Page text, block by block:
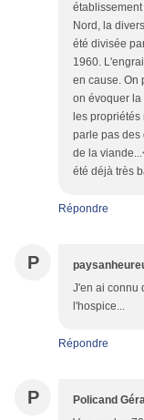
Nord, la
été divisée
1960.
en cause. On
on évoquer la
les
parle pas des
de la
été déjà très
Répondre
P
J'en ai connu
l'hospice...
Répondre
P Policand